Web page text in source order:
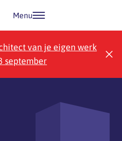
Menu
van je eigen werk
september